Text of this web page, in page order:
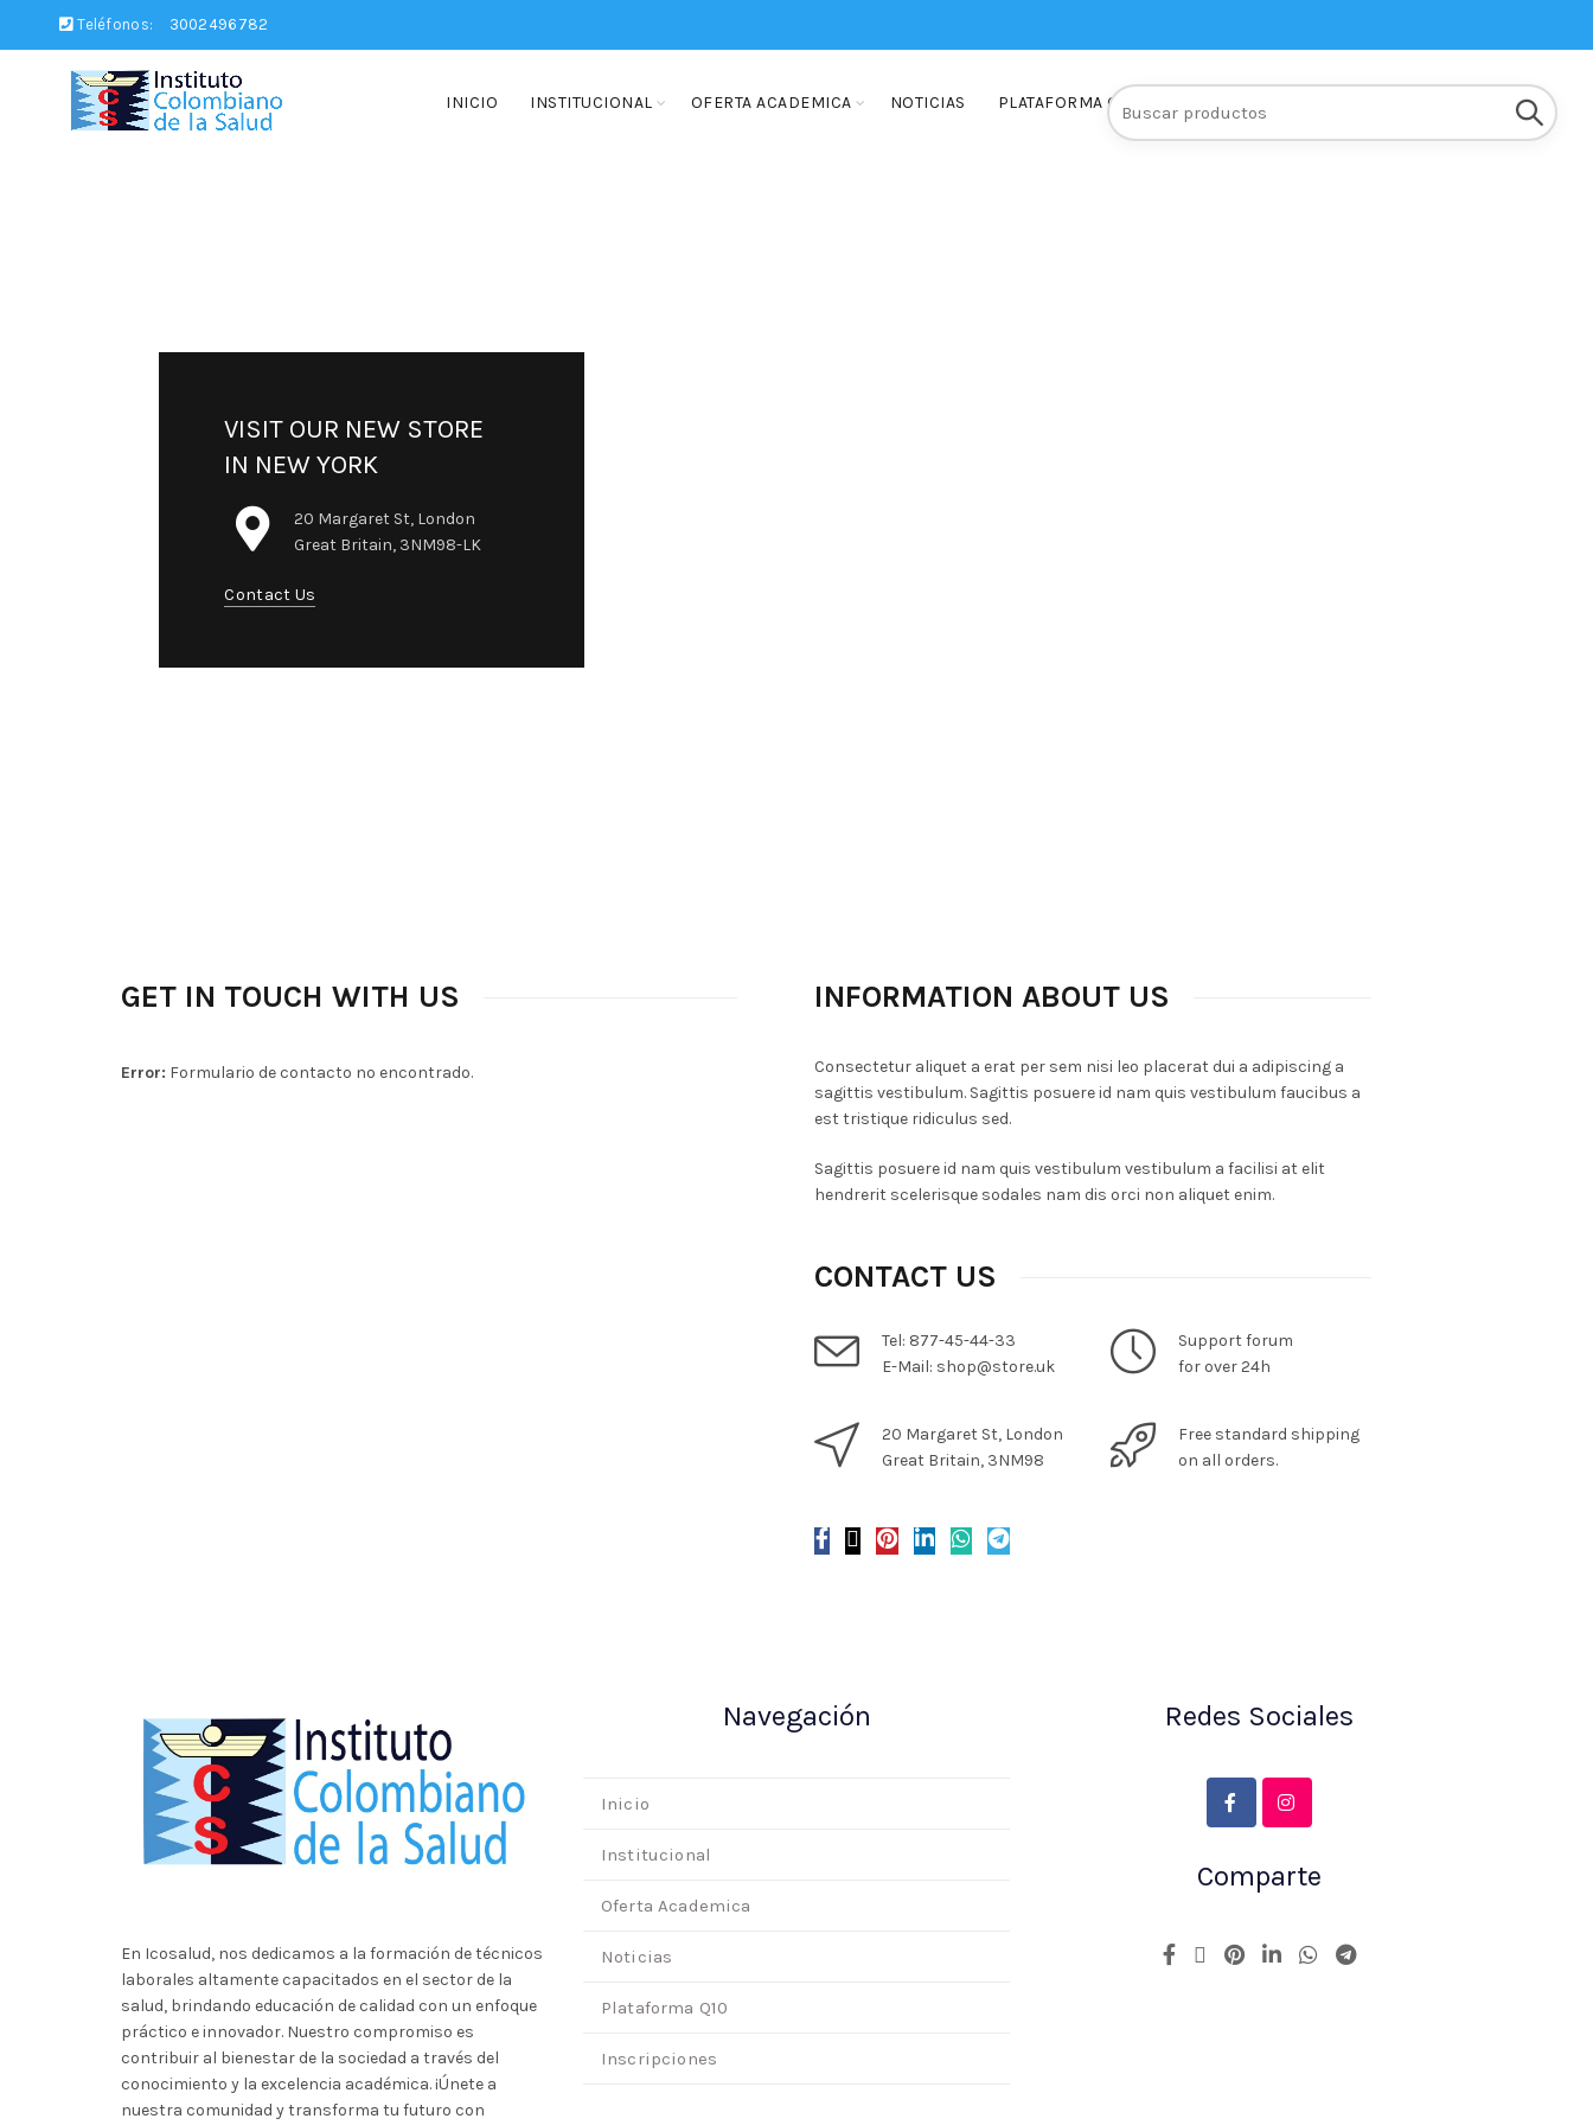
Teléfonos: 3002496782
INICIO INSTITUCIONAL OFERTA ACADEMICA NOTICIAS PLATAFORMA Q10 INSCRIPCIONES
Buscar:
VISIT OUR NEW STORE
IN NEW YORK
20 Margaret St, London
Great Britain, 3NM98-LK
Contact Us
GET IN TOUCH WITH US
Error: Formulario de contacto no encontrado.
INFORMATION ABOUT US
Consectetur aliquet a erat per sem nisi leo placerat dui a adipiscing a
sagittis vestibulum. Sagittis posuere id nam quis vestibulum faucibus a
est tristique ridiculus sed.
Sagittis posuere id nam quis vestibulum vestibulum a facilisi at elit
hendrerit scelerisque sodales nam dis orci non aliquet enim.
CONTACT US
Tel: 877-45-44-33
E-Mail: shop@store.uk
20 Margaret St, London
Great Britain, 3NM98
Support forum
for over 24h
Free standard shipping
on all orders.
En Icosalud, nos dedicamos a la formación de técnicos
laborales altamente capacitados en el sector de la
salud, brindando educación de calidad con un enfoque
práctico e innovador. Nuestro compromiso es
contribuir al bienestar de la sociedad a través del
conocimiento y la excelencia académica. ¡Únete a
nuestra comunidad y transforma tu futuro con
Navegación
Inicio
Institucional
Oferta Academica
Noticias
Plataforma Q10
Inscripciones
Redes Sociales
Comparte